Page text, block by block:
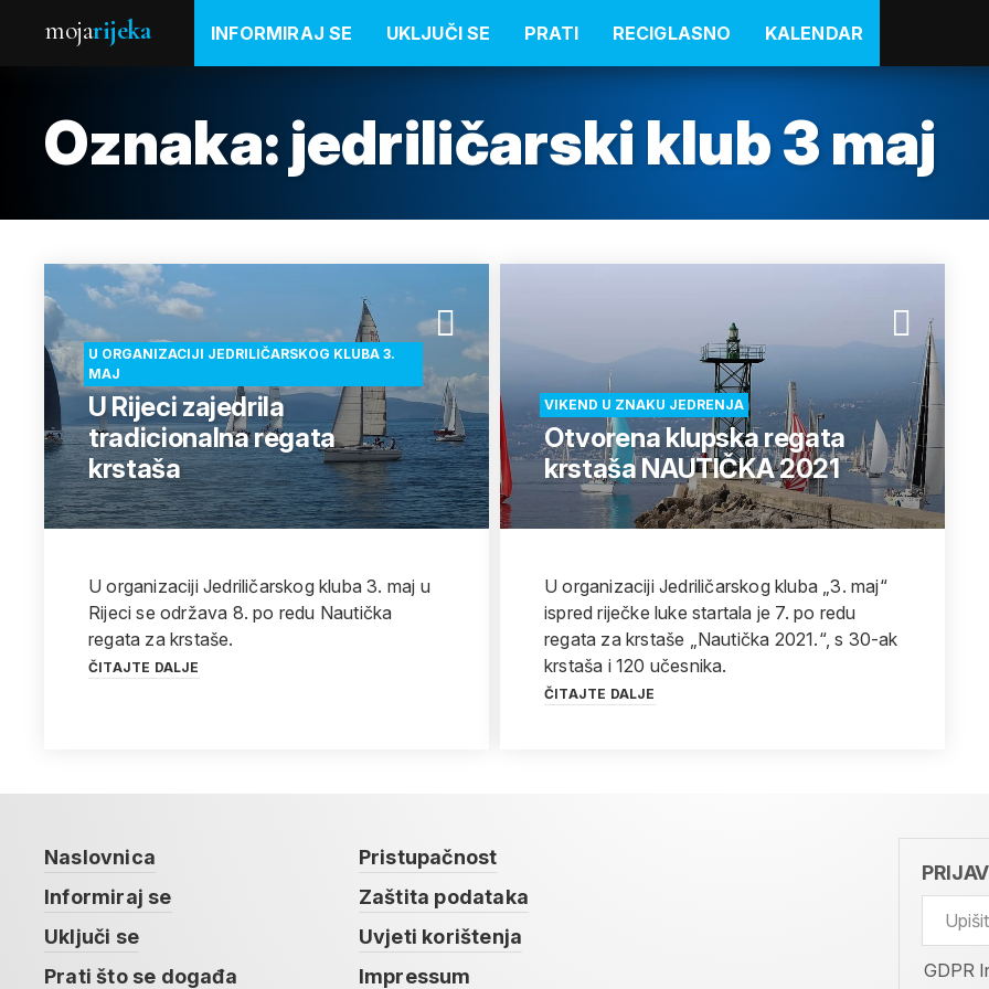
mojarijeka INFORMIRAJ SE UKLJUČI SE PRATI RECIGLASNO KALENDAR
Oznaka: jedriličarski klub 3 maj
U ORGANIZACIJI JEDRILIČARSKOG KLUBA 3.
MAJ
U Rijeci zajedrila
tradicionalna regata
krstaša
U organizaciji Jedriličarskog kluba 3. maj u
Rijeci se održava 8. po redu Nautička
regata za krstaše.
ČITAJTE DALJE
VIKEND U ZNAKU JEDRENJA
Otvorena klupska regata
krstaša NAUTIČKA 2021
U organizaciji Jedriličarskog kluba „3. maj“
ispred riječke luke startala je 7. po redu
regata za krstaše „Nautička 2021.“, s 30-ak
krstaša i 120 učesnika.
ČITAJTE DALJE
Naslovnica
Informiraj se
Uključi se
Prati što se događa
Pristupačnost
Zaštita podataka
Uvjeti korištenja
Impressum
GDPR